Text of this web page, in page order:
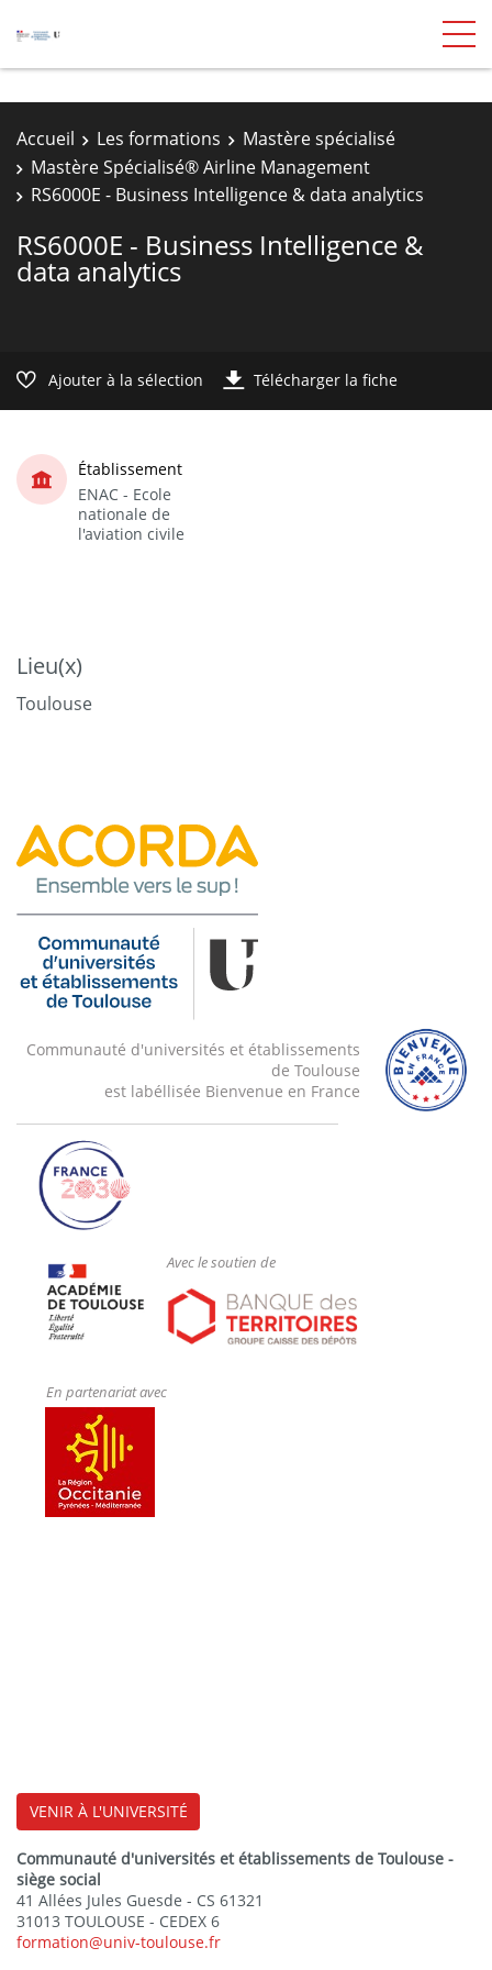
Accueil Les formations
Mastère spécialisé
Mastère Spécialisé® Airline Management
RS6000E - Business Intelligence & data analytics
RS6000E - Business Intelligence &
data analytics
Ajouter à la sélection Télécharger la fiche
Établissement
ENAC - Ecole
nationale de
l'aviation civile
Lieu(x)
Toulouse
Communauté d'universités et établissements
de Toulouse
est labéllisée Bienvenue en France
Avec le soutien de
En partenariat avec
VENIR À L'UNIVERSITÉ
Communauté d'universités et établissements de Toulouse -
siège social
41 Allées Jules Guesde - CS 61321
31013 TOULOUSE - CEDEX 6
formation@univ-toulouse.fr